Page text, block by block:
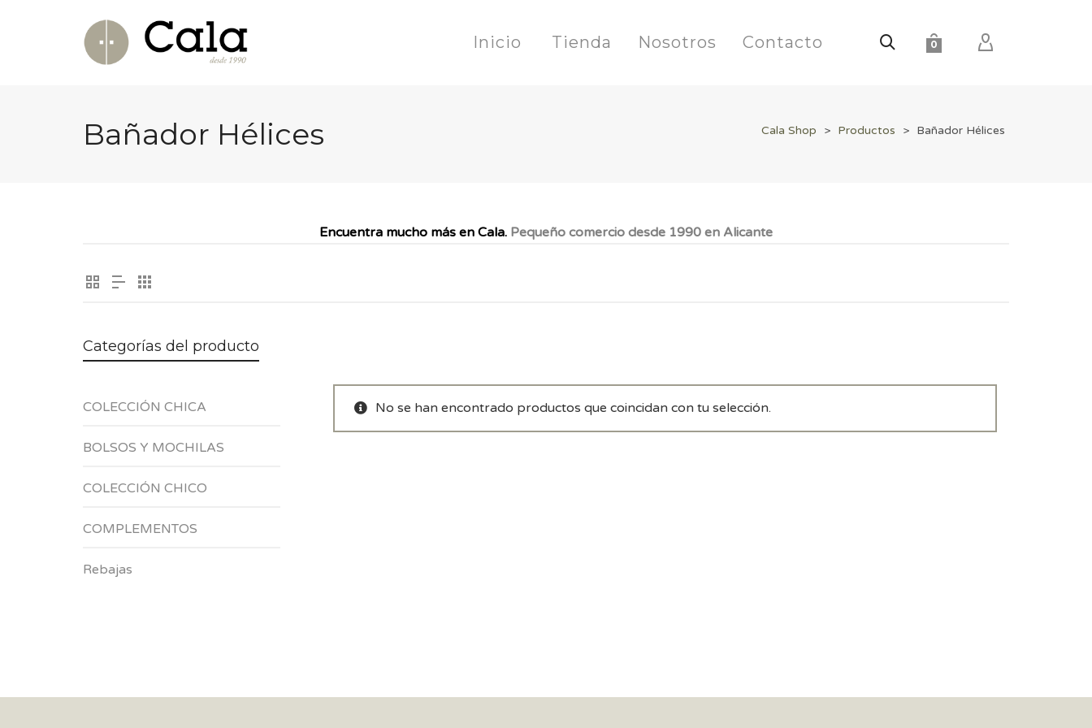
0
Inicio Tienda Nosotros Contacto
Bañador Hélices Cala Shop > Productos > Bañador Hélices
Encuentra mucho más en Cala. Pequeño comercio desde 1990 en Alicante
No se han encontrado productos que coincidan con tu selección.
Categorías del producto
COLECCIÓN CHICA
BOLSOS Y MOCHILAS
COLECCIÓN CHICO
COMPLEMENTOS
Rebajas